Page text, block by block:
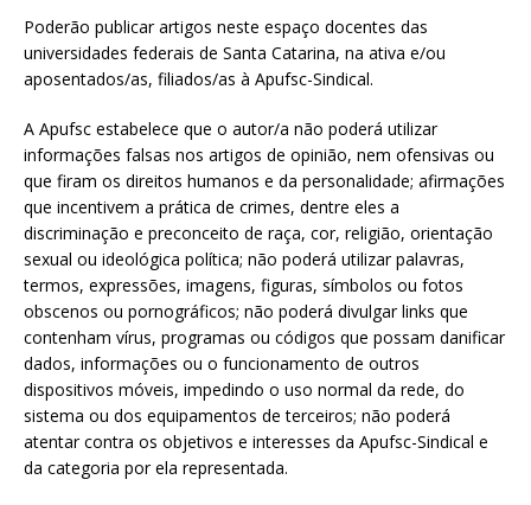
Poderão publicar artigos neste espaço docentes das
universidades federais de Santa Catarina, na ativa e/ou
aposentados/as, filiados/as à Apufsc-Sindical.
A Apufsc estabelece que o autor/a não poderá utilizar
informações falsas nos artigos de opinião, nem ofensivas ou
que firam os direitos humanos e da personalidade; afirmações
que incentivem a prática de crimes, dentre eles a
discriminação e preconceito de raça, cor, religião, orientação
sexual ou ideológica política; não poderá utilizar palavras,
termos, expressões, imagens, figuras, símbolos ou fotos
obscenos ou pornográficos; não poderá divulgar links que
contenham vírus, programas ou códigos que possam danificar
dados, informações ou o funcionamento de outros
dispositivos móveis, impedindo o uso normal da rede, do
sistema ou dos equipamentos de terceiros; não poderá
atentar contra os objetivos e interesses da Apufsc-Sindical e
da categoria por ela representada.